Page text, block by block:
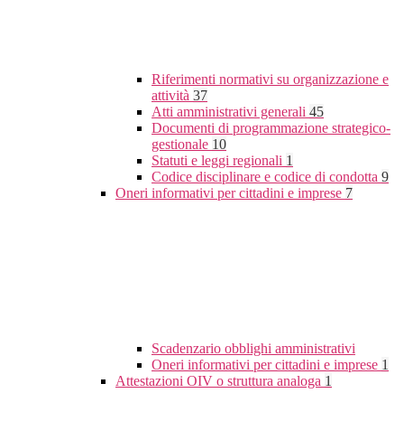
Riferimenti normativi su organizzazione e
attività 37
Atti amministrativi generali 45
Documenti di programmazione strategico-
gestionale 10
Statuti e leggi regionali 1
Codice disciplinare e codice di condotta 9
Oneri informativi per cittadini e imprese 7
Scadenzario obblighi amministrativi
Oneri informativi per cittadini e imprese 1
Attestazioni OIV o struttura analoga 1